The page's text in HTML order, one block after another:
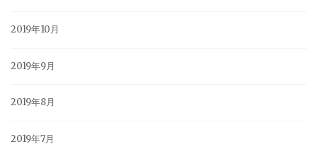
2019年10月
2019年9月
2019年8月
2019年7月